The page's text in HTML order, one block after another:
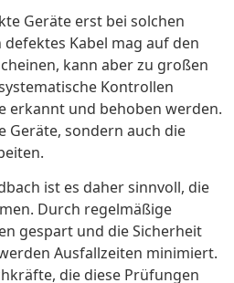
Geräte erst bei solchen
Kabel mag auf den
kann aber zu großen
Kontrollen
erkannt und behoben werden.
Geräte, sondern auch die
ist es daher sinnvoll, die
Durch regelmäßige
gespart und die Sicherheit
Ausfallzeiten minimiert.
die diese Prüfungen